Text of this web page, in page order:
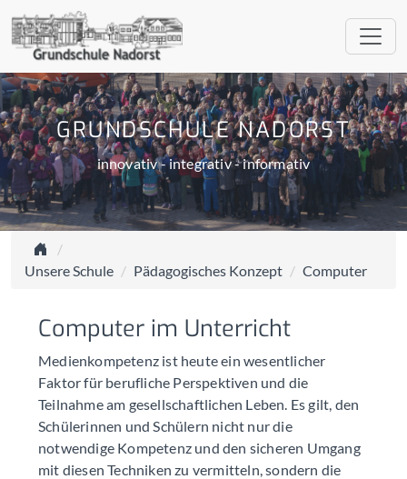
GRUNDSCHULE NADORST
innovativ - integrativ - informativ
Unsere Schule Pädagogisches Konzept Computer
Computer im Unterricht
Medienkompetenz ist heute ein wesentlicher
Faktor für berufliche Perspektiven und die
Teilnahme am gesellschaftlichen Leben. Es gilt, den
Schülerinnen und Schülern nicht nur die
notwendige Kompetenz und den sicheren Umgang
mit diesen Techniken zu vermitteln, sondern die